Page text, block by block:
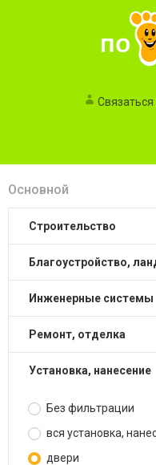
Основной
строительство
благоустройство,
инженерные системы
ремонт, отделка
установка, нанесение
Без фильтрации
вся установка,
двери